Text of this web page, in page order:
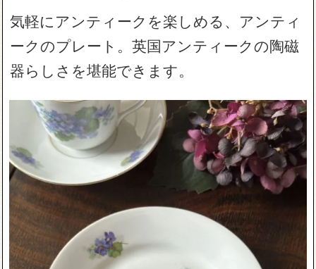
気軽にアンティークを楽しめる、アンティ
ークのプレート。英国アンティークの陶磁
器らしさを堪能できます。